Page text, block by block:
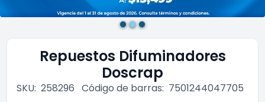
Repuestos Difuminadores
Doscrap
SKU: 258296 Código de barras: 7501244047705